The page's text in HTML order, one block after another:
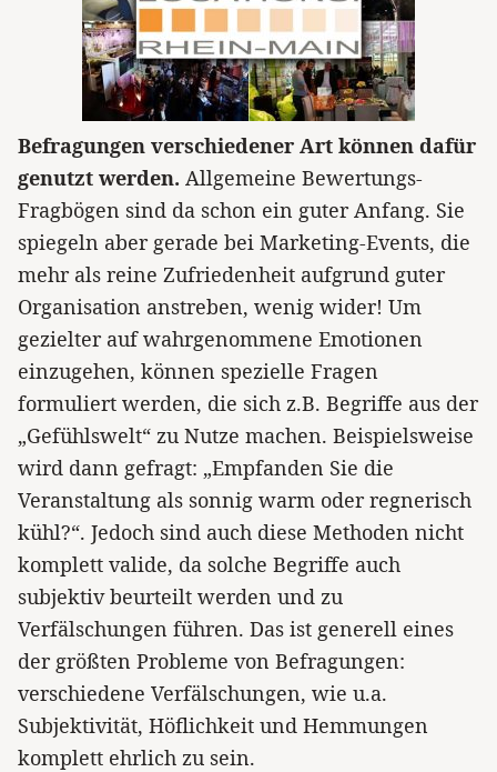
Befragungen verschiedener Art können dafür
genutzt werden. Allgemeine Bewertungs-
Fragbögen sind da schon ein guter Anfang. Sie
spiegeln aber gerade bei Marketing-Events, die
mehr als reine Zufriedenheit aufgrund guter
Organisation anstreben, wenig wider! Um
gezielter auf wahrgenommene Emotionen
einzugehen, können spezielle Fragen
formuliert werden, die sich z.B. Begriffe aus der
„Gefühlswelt“ zu Nutze machen. Beispielsweise
wird dann gefragt: „Empfanden Sie die
Veranstaltung als sonnig warm oder regnerisch
kühl?“. Jedoch sind auch diese Methoden nicht
komplett valide, da solche Begriffe auch
subjektiv beurteilt werden und zu
Verfälschungen führen. Das ist generell eines
der größten Probleme von Befragungen:
verschiedene Verfälschungen, wie u.a.
Subjektivität, Höflichkeit und Hemmungen
komplett ehrlich zu sein.